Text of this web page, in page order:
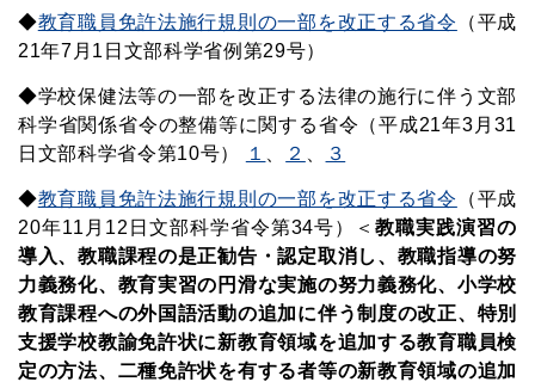
◆教育職員免許法施行規則の一部を改正する省令
（平成
21年7月1日文部科学省例第29号）
◆学校保健法等の一部を改正する法律の施行に伴う文部
科学省関係省令の整備等に関する省令（平成21年3月31
日文部科学省令第10号）
１ ２ ３
◆教育職員免許法施行規則の一部を改正する省令
（平成
20年11月12日文部科学省令第34号）
＜教職実践演習の
導入、教職課程の是正勧告・認定取消し、教職指導の努
力義務化、教育実習の円滑な実施の努力義務化、小学校
教育課程への外国語活動の追加に伴う制度の改正、特別
支援学校教諭免許状に新教育領域を追加する教育職員検
定の方法、二種免許状を有する者等の新教育領域の追加